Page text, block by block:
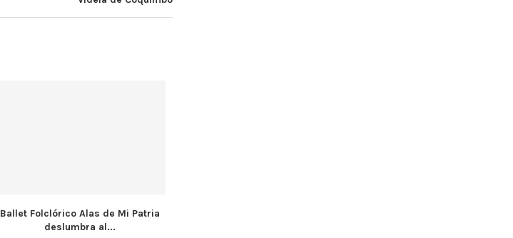
Ballet Folclórico Alas de Mi Patria
deslumbra al...